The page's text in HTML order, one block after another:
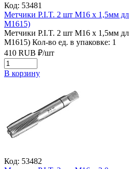
Код: 53481
Метчики P.I.T. 2 шт M16 x 1,5мм
M1615)
Метчики P.I.T. 2 шт M16 x 1,5мм
M1615) Кол-во ед. в упаковке: 1
410 RUB ₽/шт
В корзину
Код: 53482